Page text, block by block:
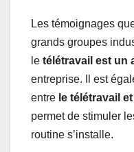
Les témoignages
grands groupes
le télétravail est un
entreprise. Il est
entre le télétravail
permet de stimuler
routine s’installe.